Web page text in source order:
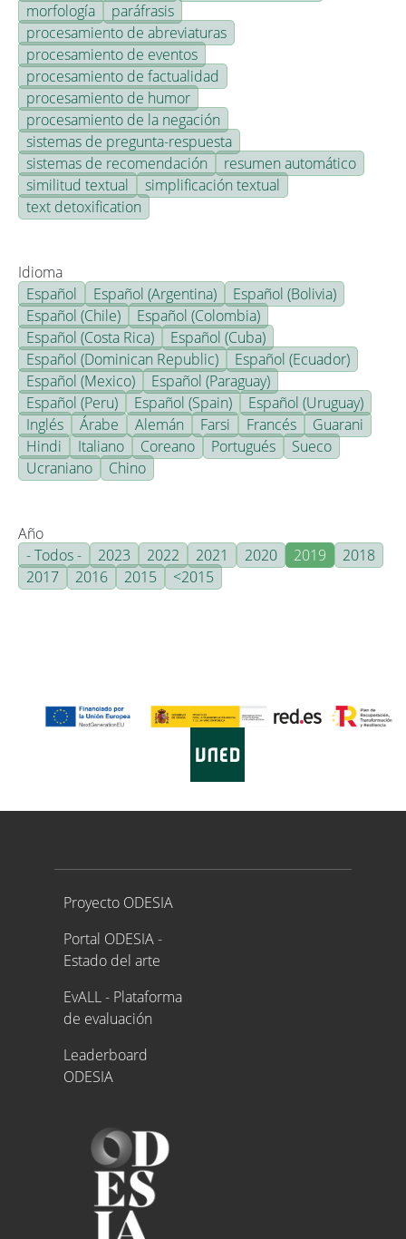
morfología
paráfrasis
procesamiento de abreviaturas
procesamiento de eventos
procesamiento de factualidad
procesamiento de humor
procesamiento de la negación
sistemas de pregunta-respuesta
sistemas de recomendación
resumen automático
similitud textual
simplificación textual
text detoxification
Idioma
Español
Español (Argentina)
Español (Bolivia)
Español (Chile)
Español (Colombia)
Español (Costa Rica)
Español (Cuba)
Español (Dominican Republic)
Español (Ecuador)
Español (Mexico)
Español (Paraguay)
Español (Peru)
Español (Spain)
Español (Uruguay)
Inglés
Árabe Alemán Farsi Francés
Guarani
Hindi
Italiano Coreano Portugués
Sueco
Ucraniano
Chino
Año
- Todos -
2023 2022 2021 2020 2019
2018
2017
2016 2015 <2015
Proyecto ODESIA
Proyecto ODESIA
Portal ODESIA -
Estado del arte
EvALL - Plataforma
de evaluación
Leaderboard
ODESIA